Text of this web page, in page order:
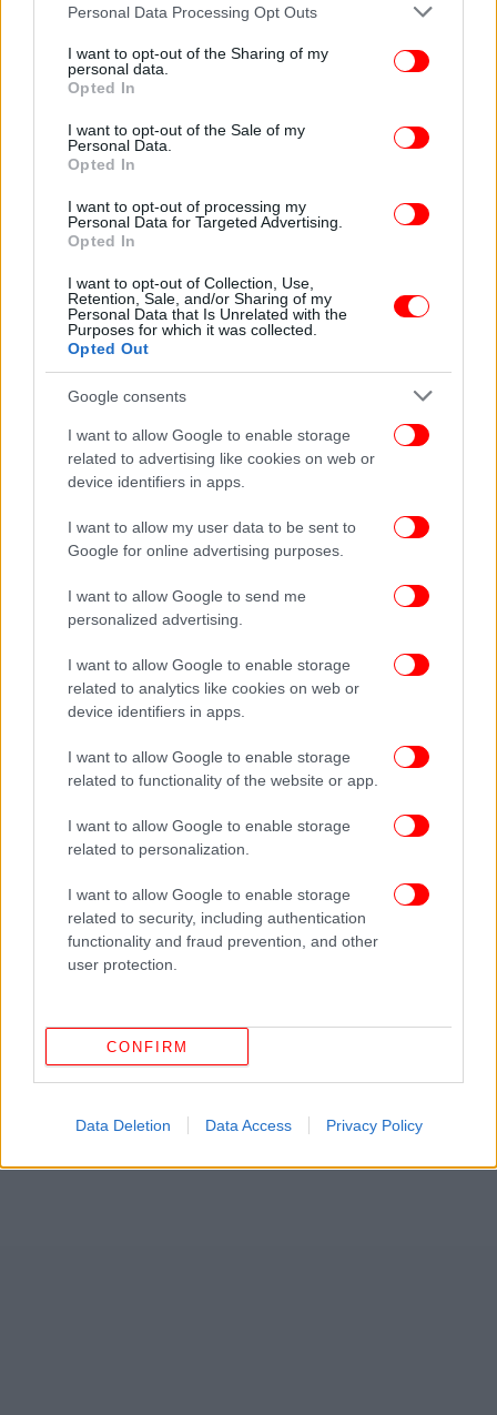
Please note that this website/app uses one or more Google
not limited to your visit or usage behaviour. You may click to
grant or deny consent to Google and its third-party tags to
use your data for below specified purposes in below Google
consent section.
Personal Data Processing Opt Outs
I want to opt-out of the Sharing of my
personal data.
Opted In
I want to opt-out of the Sale of my
Personal Data.
Opted In
I want to opt-out of processing my
Personal Data for Targeted Advertising.
Opted In
I want to opt-out of Collection, Use,
Retention, Sale, and/or Sharing of my
Personal Data that Is Unrelated with the
Purposes for which it was collected.
Opted Out
Google consents
I want to allow Google to enable storage
related to advertising like cookies on web or
device identifiers in apps.
I want to allow my user data to be sent to
Google for online advertising purposes.
I want to allow Google to send me
personalized advertising.
I want to allow Google to enable storage
related to analytics like cookies on web or
device identifiers in apps.
I want to allow Google to enable storage
related to functionality of the website or app.
I want to allow Google to enable storage
related to personalization.
I want to allow Google to enable storage
related to security, including authentication
functionality and fraud prevention, and other
user protection.
CONFIRM
Data Deletion Data Access Privacy Policy
Το SDSM και ο Τζαφέρι απάντησαν κατηγορώντας
τον Ιβάνοφ ότι εκείνος παραβίασε το Σύνταγμα,
όταν αρνήθηκε να υπογράψει τα προεδρικά
διατάγματα για τους δύο νόμους. Παράλληλα
συνταγματική η δημοσίευση των δύο νόμων με την
υπογραφή του προέδρου της Βουλής.
Ακολουθήστε το στο Google News
Δείτε όλες τις τελευταίεςΕιδήσειςαπό την Ελλάδα και τον Κόσμο,